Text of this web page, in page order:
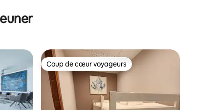
Coup de cœur voyageurs
Coup de cœur voyageurs